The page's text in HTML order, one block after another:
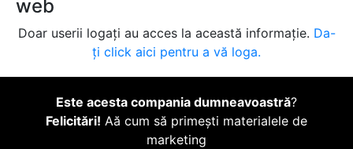
web
Doar userii logați au acces la această informație. Da-
ți click aici pentru a vă loga.
Este acesta compania dumneavoastră?
Felicitări! Aă cum să primești materialele de
marketing